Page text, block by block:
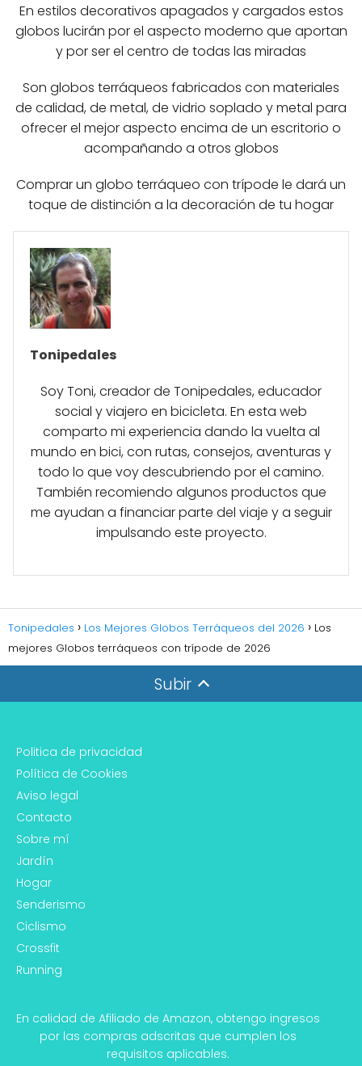
En estilos decorativos apagados y cargados estos
globos lucirán por el aspecto moderno que aportan
y por ser el centro de todas las miradas
Son globos terráqueos fabricados con materiales
de calidad, de metal, de vidrio soplado y metal para
ofrecer el mejor aspecto encima de un escritorio o
acompañando a otros globos
Comprar un globo terráqueo con trípode le dará un
toque de distinción a la decoración de tu hogar
Tonipedales
Soy Toni, creador de Tonipedales, educador
social y viajero en bicicleta. En esta web
comparto mi experiencia dando la vuelta al
mundo en bici, con rutas, consejos, aventuras y
todo lo que voy descubriendo por el camino.
También recomiendo algunos productos que
me ayudan a financiar parte del viaje y a seguir
impulsando este proyecto.
Tonipedales Los Mejores Globos Terráqueos del 2026
Los
mejores Globos terráqueos con trípode de 2026
Subir
Politica de privacidad
Política de Cookies
Aviso legal
Contacto
Sobre mí
Jardín
Hogar
Senderismo
Ciclismo
Crossfit
Running
En calidad de Afiliado de Amazon, obtengo ingresos
por las compras adscritas que cumplen los
requisitos aplicables.